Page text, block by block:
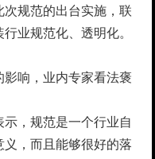
规范的出台实施，联
业规范化、透明化。
响，业内专家看法褒
，规范是一个行业自
，而且能够很好的落